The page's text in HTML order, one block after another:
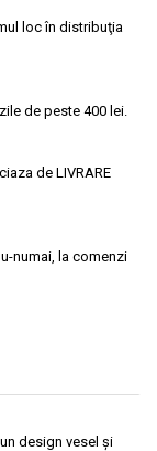
loc în distribuţia
de peste 400 lei.
de LIVRARE
numai, la comenzi
design vesel și